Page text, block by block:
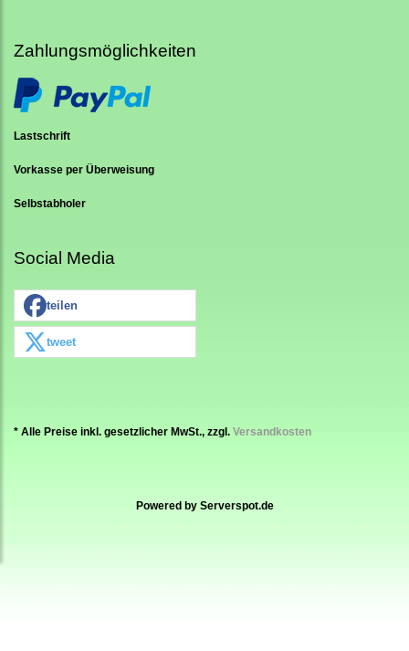
Zahlungsmöglichkeiten
Lastschrift
Vorkasse per Überweisung
Selbstabholer
Social Media
teilen
tweet
* Alle Preise inkl. gesetzlicher MwSt., zzgl. Versandkosten
Powered by Serverspot.de